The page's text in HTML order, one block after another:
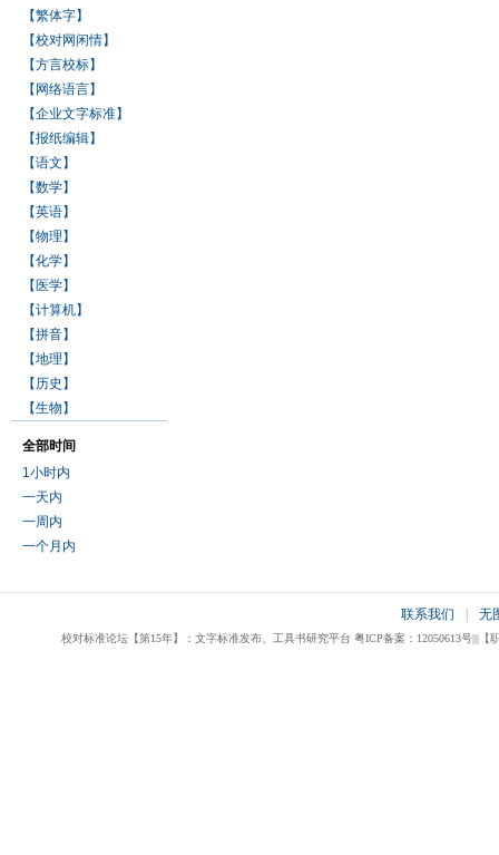
【繁体字】
【校对网闲情】
【方言校标】
【网络语言】
【企业文字标准】
【报纸编辑】
【语文】
【数学】
【英语】
【物理】
【化学】
【医学】
【计算机】
【拼音】
【地理】
【历史】
【生物】
全部时间
1小时内
一天内
一周内
一个月内
联系我们 无
校对标准论坛【第15年】：文字标准发布、工具书研究平台 粤ICP备案：12050613号|||【